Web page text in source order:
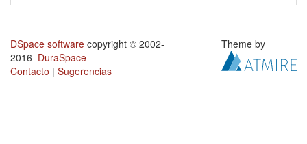
DSpace software copyright © 2002-
2016 DuraSpace
Contacto | Sugerencias
Theme by